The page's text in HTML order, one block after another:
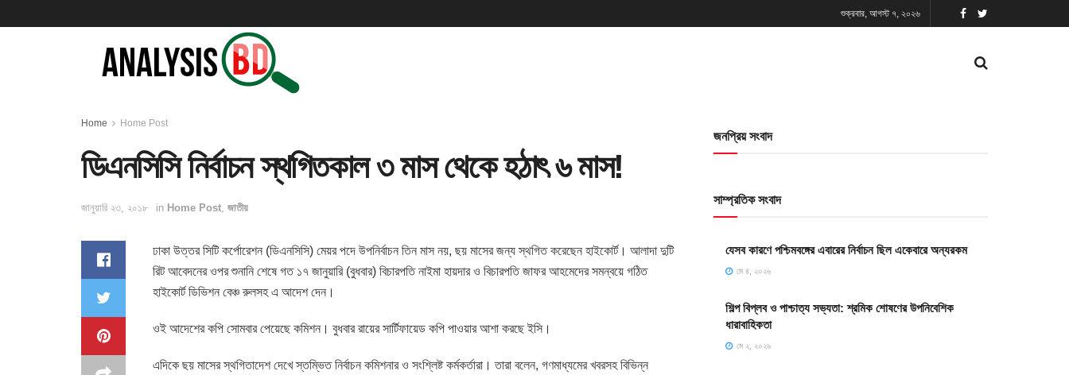
শুক্রবার, আগস্ট ৭, ২০২৬
Home Home Post
ডিএনসিসি নির্বাচন স্থগিতকাল ৩ মাস থেকে হঠাৎ ৬ মাস!
জানুয়ারি ২৩, ২০১৮ in Home Post জাতীয়
ঢাকা উত্তর সিটি কর্পোরেশন (ডিএনসিসি) মেয়র পদে উপনির্বাচন তিন মাস নয়, ছয় মাসের জন্য স্থগিত করেছেন হাইকোর্ট। আলাদা দুটি
রিট আবেদনের ওপর শুনানি শেষে গত ১৭ জানুয়ারি (বুধবার) বিচারপতি নাইমা হায়দার ও বিচারপতি জাফর আহমেদের সমন্বয়ে গঠিত
হাইকোর্ট ডিভিশন বেঞ্চ রুলসহ এ আদেশ দেন।
ওই আদেশের কপি সোমবার পেয়েছে কমিশন। বুধবার রায়ের সার্টিফায়েড কপি পাওয়ার আশা করছে ইসি।
এদিকে ছয় মাসের স্থগিতাদেশ দেখে স্তম্ভিত নির্বাচন কমিশনার ও সংশ্লিষ্ট কর্মকর্তারা। তারা বলেন, গণমাধ্যমের খবরসহ বিভিন্ন
জনপ্রিয় সংবাদ
সাম্প্রতিক সংবাদ
যেসব কারণে পশ্চিমবঙ্গের এবারের নির্বাচন ছিল একেবারে অন্যরকম
মে ৪, ২০২৬
শিল্প বিপ্লব ও পাশ্চাত্য সভ্যতা: শ্রমিক শোষণের উপনিবেশিক
ধারাবাহিকতা
মে ২, ২০২৬